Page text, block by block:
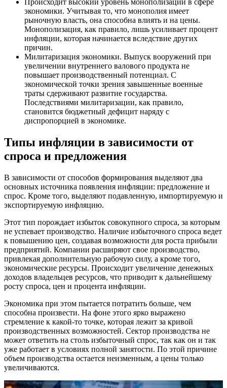
Происходит высокий уровень монополизации в сфере
экономики. Учитывая то, что монополия имеет
рыночную власть, она способна влиять и на цены.
Монополизация, как правило, лишь усиливает процент
инфляции, которая начинается вследствие других
причин.
Милитаризация экономики. Выпуск вооружений при
увеличении внутреннего валового продукта не
повышает производственный потенциал. С
экономической точки зрения завышенные военные
траты сдерживают развитие государства.
Последствиями милитаризации, как правило,
становится бюджетный дефицит наряду с
диспропорцией в экономике.
Типы инфляции в зависимости от
спроса и предложения
В зависимости от способов формирования выделяют два
основных источника появления инфляции: предложение и
спрос. Кроме того, выделяют подавленную, импортируемую и
экспортируемую инфляцию.
Этот тип порождает избыток совокупного спроса, за которым
не успевает производство. Наличие избыточного спроса ведет
к повышению цен, создавая возможности для роста прибыли
предприятий. Компании расширяют свое производство,
привлекая дополнительную рабочую силу, а кроме того,
экономические ресурсы. Происходит увеличение денежных
доходов владельцев ресурсов, что приводит к дальнейшему
росту спроса, цен и процента инфляции.
Экономика при этом пытается потратить больше, чем
способна произвести. На фоне этого ярко выражено
стремление к какой-то точке, которая лежит за кривой
производственных возможностей. Сектор производства не
может ответить на столь избыточный спрос, так как он и так
уже работает в условиях полной занятости. По этой причине
объем производства остается неизменным, а цены только
увеличиваются.